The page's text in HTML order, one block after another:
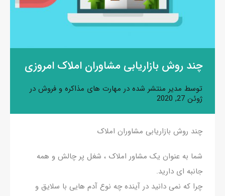
چند روش بازاریابی مشاوران املاک امروزی
توسط مدیر منتشر شده در مهارت های مذاکره و فروش در
ژوئن 27, 2020
چند روش بازاریابی مشاوران املاک
شما به عنوان یک مشاور املاک ، شغل پر چالش و همه
جانبه ای دارید.
چرا که نمی دانید در آینده چه نوع آدم هایی با سلایق و